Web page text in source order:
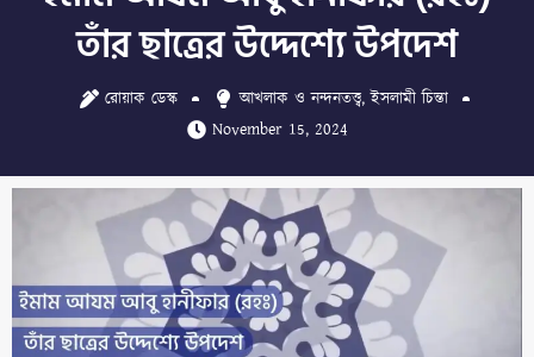
তাঁর ছাত্রের উদ্দেশ্যে উপদেশ
রোয়াক ডেস্ক আখলাক ও নন্দনতত্ত্ব,ইসলামী চিন্তা
November 15, 2024